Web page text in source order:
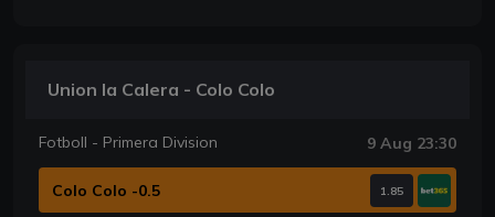
Union la Calera - Colo Colo
Fotboll - Primera Division 9 Aug 23:30
Colo Colo -0.5 1.85